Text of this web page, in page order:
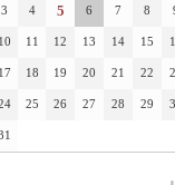
3 4 5 6 7 8
10 11 12 13 14 15
17 18 19 20 21 22
25 26 27 28 29